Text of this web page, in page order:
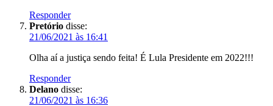
Responder
Pretório disse:
21/06/2021 às 16:41
Olha aí a justiça sendo feita! É Lula Presidente em 2022!!!
Responder
Delano disse:
21/06/2021 às 16:36